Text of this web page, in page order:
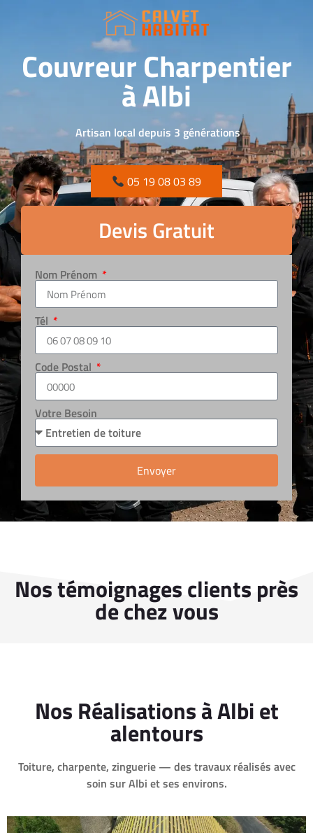
Couvreur Charpentier
à Albi
Artisan local depuis 3 générations
05 19 08 03 89
Devis Gratuit
Nom Prénom
Tél
Code Postal
Votre Besoin
Envoyer
Nos témoignages clients près
de chez vous
Nos Réalisations à Albi et
alentours
Toiture, charpente, zinguerie — des travaux réalisés avec
soin sur Albi et ses environs.